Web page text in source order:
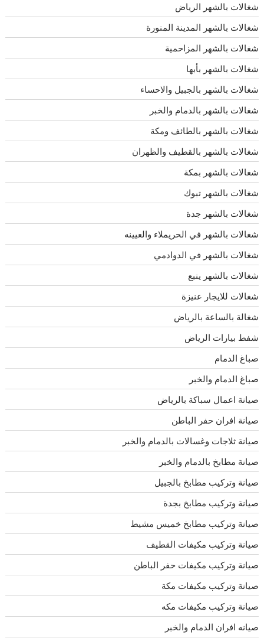
شغالات بالشهر الرياض
شغالات بالشهر المدينة المنورة
شغالات بالشهر المزاحمية
شغالات بالشهر بأبها
شغالات بالشهر بالجبيل والاحساء
شغالات بالشهر بالدمام والخبر
شغالات بالشهر بالطائف ومكة
شغالات بالشهر بالقطيف والظهران
شغالات بالشهر بمكة
شغالات بالشهر تبوك
شغالات بالشهر جدة
شغالات بالشهر في الحريملاء والعيينه
شغالات بالشهر في الدوادمي
شغالات بالشهر ينبع
شغالات للايجار عنيزة
شغالة بالساعة بالرياض
شفط بيارات الرياض
صباغ الدمام
صباغ الدمام والخبر
صيانة اعمال سباكة بالرياض
صيانة افران حفر الباطن
صيانة ثلاجات وغسالات بالدمام والخبر
صيانة مطابخ بالدمام والخبر
صيانة وتركيب مطابخ بالجبيل
صيانة وتركيب مطابخ بجدة
صيانة وتركيب مطابخ خميس مشيط
صيانة وتركيب مكيفات القطيف
صيانة وتركيب مكيفات حفر الباطن
صيانة وتركيب مكيفات مكة
صيانة وتركيب مكيفات مكه
صيانه افران الدمام والخبر